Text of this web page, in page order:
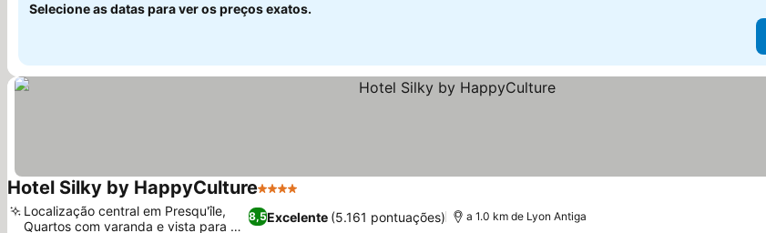
Selecione as datas para ver os preços exatos.
Hotel Silky by HappyCulture4 Estrelas
8,5Excelente (5.161 pontuações)
Localização central em Presqu'île,
Quartos com varanda e vista para a
a 1.0 km de Lyon Antiga